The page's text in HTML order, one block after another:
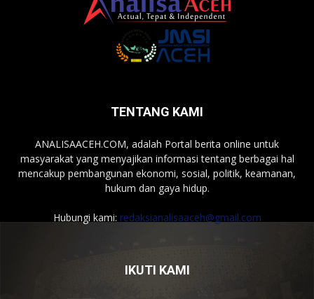
TENTANG KAMI
ANALISAACEH.COM, adalah Portal berita online untuk
masyarakat yang menyajikan informasi tentang berbagai hal
mencakup pembangunan ekonomi, sosial, politik, keamanan,
hukum dan gaya hidup.
Hubungi kami: redaksianalisaaceh@gmail.com
IKUTI KAMI